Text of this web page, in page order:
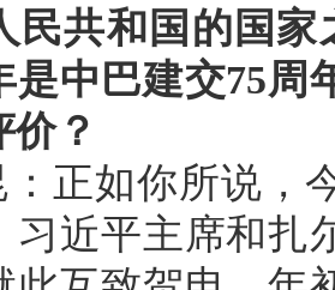
民共和国的国家
是中巴建交75周
价？
：正如你所说，
习近平主席和扎